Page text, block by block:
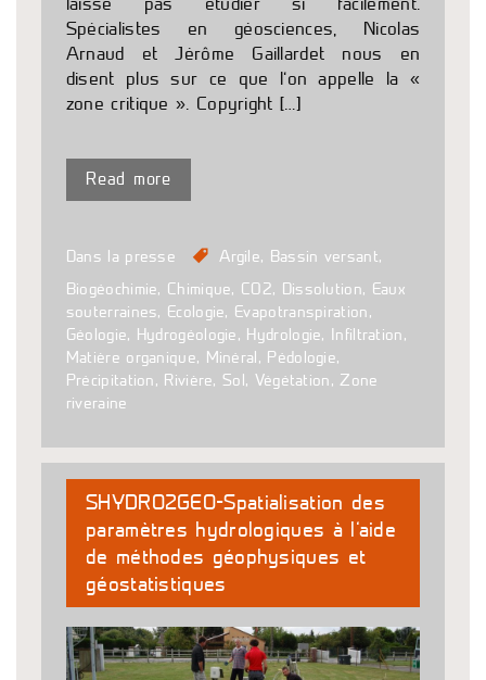
Spécialistes en géosciences, Nicolas
Arnaud et Jérôme Gaillardet nous en
disent plus sur ce que l’on appelle la «
zone critique ». Copyright […]
Read more
Dans la presse Argile, Bassin versant,
Biogéochimie, Chimique, CO2, Dissolution, Eaux
souterraines, Ecologie, Evapotranspiration,
Géologie, Hydrogéologie, Hydrologie, Infiltration,
Matière organique, Minéral, Pédologie,
Précipitation, Rivière, Sol, Végétation, Zone
riveraine
SHYDRO2GEO-Spatialisation des
paramètres hydrologiques à l’aide
de méthodes géophysiques et
géostatistiques